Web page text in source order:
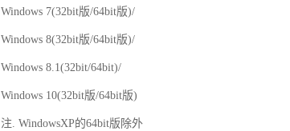
Windows 7(32bit版/64bit版)/
Windows 8(32bit版/64bit版)/
Windows 8.1(32bit/64bit)/
Windows 10(32bit版/64bit版)
注. WindowsXP的64bit版除外